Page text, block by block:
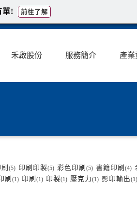
禾啟股份 服務簡介 產業
(5) 印刷印製(5) 彩色印刷 (5) 書籍印刷 (4)
刷 (1) 印刷 (1) 印製(1) 壓克力(1) 影印輸出(1)
單! 前往了解